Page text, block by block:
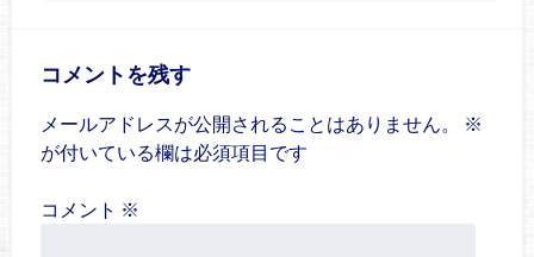
コメントを残す
メールアドレスが公開されることはありません。
※
が付いている欄は必須項目です
コメント ※